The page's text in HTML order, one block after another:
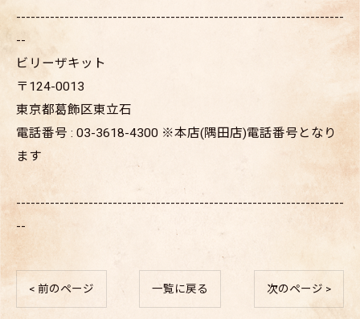
--------------------------------------------------------------------
--
ビリーザキット
〒124-0013
東京都葛飾区東立石
電話番号 : 03-3618-4300 ※本店(隅田店)電話番号となり
ます
--------------------------------------------------------------------
--
< 前のページ 一覧に戻る 次のページ >